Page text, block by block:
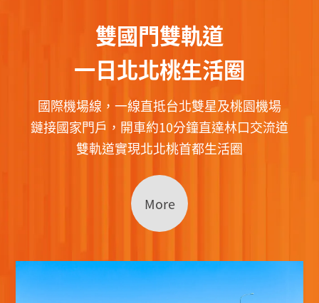
雙國門雙軌道
一日北北桃生活圈
國際機場線，一線直抵台北雙星及桃園機場
鏈接國家門戶，開車約10分鐘直達林口交流道
雙軌道實現北北桃首都生活圈
More